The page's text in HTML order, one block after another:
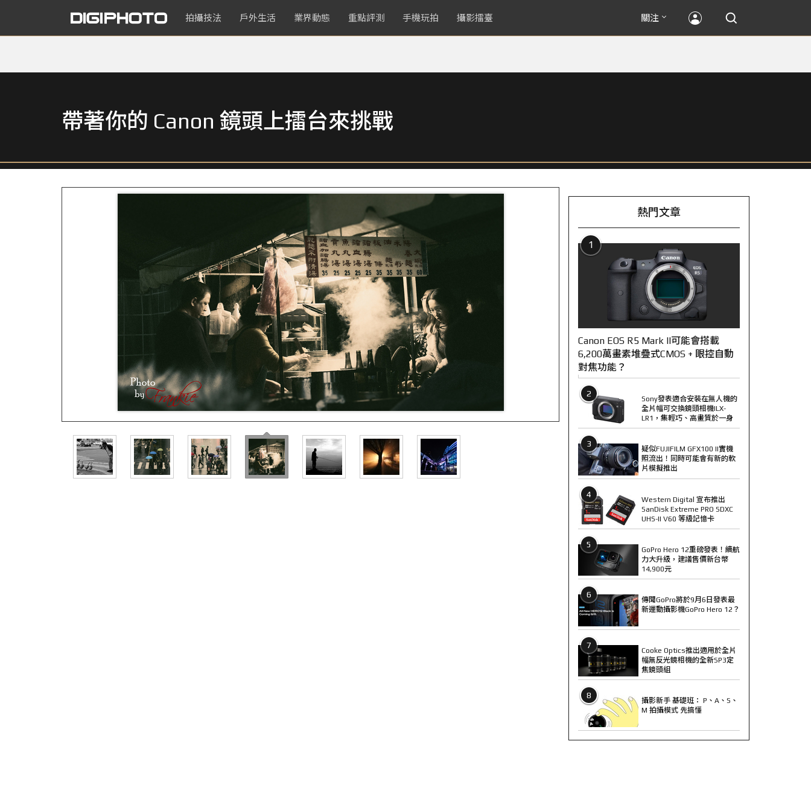
拍攝技法 戶外生活 業界動態 重點評測 手機玩拍 攝影擂臺 關注
帶著你的 Canon 鏡頭上擂台來挑戰
熱門文章
1
Canon EOS R5 Mark II可能會搭載
6,200萬畫素堆疊式CMOS + 眼控自動
對焦功能？
2
Sony發表適合安裝在無人機的
全片幅可交換鏡頭相機ILX-
LR1，集輕巧、高畫質於一身
3
疑似FUJIFILM GFX100 II實機
照流出！同時可能會有新的軟
片模擬推出
4
Western Digital 宣布推出
SanDisk Extreme PRO SDXC
UHS-II V60 等級記憶卡
5
GoPro Hero 12重磅發表！續航
力大升級，建議售價新台幣
14,900元
6
傳聞GoPro將於9月6日發表最
新運動攝影機GoPro Hero 12？
7
Cooke Optics推出適用於全片
幅無反光鏡相機的全新SP3定
焦鏡頭組
8
攝影新手 基礎班： P、A、S、
M 拍攝模式 先搞懂